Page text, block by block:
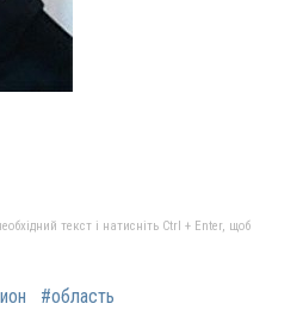
текст і натисніть Ctrl + Enter, щоб
#область